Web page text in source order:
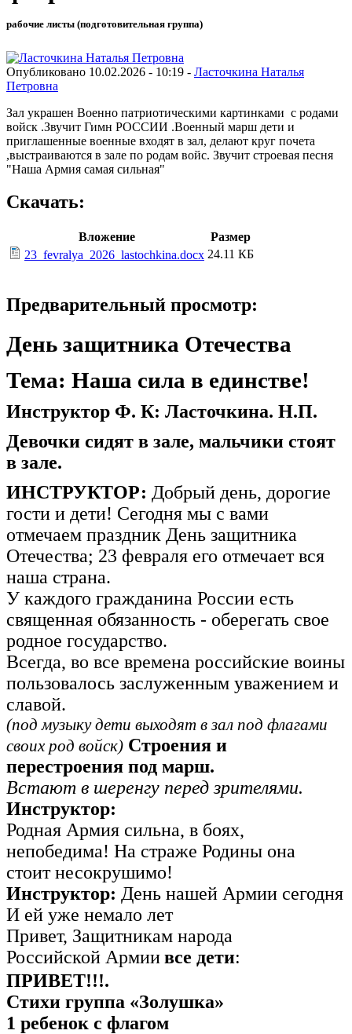
рабочие листы (подготовительная группа)
Опубликовано 10.02.2026 - 10:19 - Ласточкина Наталья
Петровна
Зал украшен Военно патриотическими картинками с родами
войск .Звучит Гимн РОССИИ .Военный марш дети и
приглашенные военные входят в зал, делают круг почета
,выстраиваются в зале по родам войс. Звучит строевая песня
"Наша Армия самая сильная"
Скачать:
Вложение
Размер
23_fevralya_2026_lastochkina.docx 24.11 КБ
Предварительный просмотр:
День защитника Отечества
Тема: Наша сила в единстве!
Инструктор Ф. К: Ласточкина. Н.П.
Девочки сидят в зале, мальчики стоят
в зале.
ИНСТРУКТОР: Добрый день, дорогие
гости и дети! Сегодня мы с вами
отмечаем праздник День защитника
Отечества; 23 февраля его отмечает вся
наша страна.
У каждого гражданина России есть
священная обязанность - оберегать свое
родное государство.
Всегда, во все времена российские воины
пользовалось заслуженным уважением и
славой.
(под музыку дети выходят в зал под флагами
своих род войск) Строения и
перестроения под марш.
Встают в шеренгу перед зрителями.
Инструктор:
Родная Армия сильна, в боях,
непобедима! На страже Родины она
стоит несокрушимо!
Инструктор: День нашей Армии сегодня
И ей уже немало лет
Привет, Защитникам народа
Российской Армиивсе дети:
ПРИВЕТ!!!.
Стихи группа «Золушка»
1 ребенок с флагом